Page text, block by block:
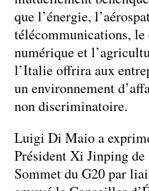
que l’énergie,
télécommunications,
numérique et
l’Italie offrira aux
un environnement
non discriminatoire.
Luigi Di Maio a
Président Xi Jinping
Sommet du G20 par